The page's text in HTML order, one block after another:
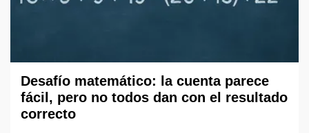
Desafío matemático: la cuenta parece
fácil, pero no todos dan con el resultado
correcto